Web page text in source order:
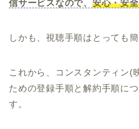
信サービスなので、 安心・安
しかも、視聴手順はとっても簡
これから、コンスタンティン(
ための登録手順と解約手順に
す。